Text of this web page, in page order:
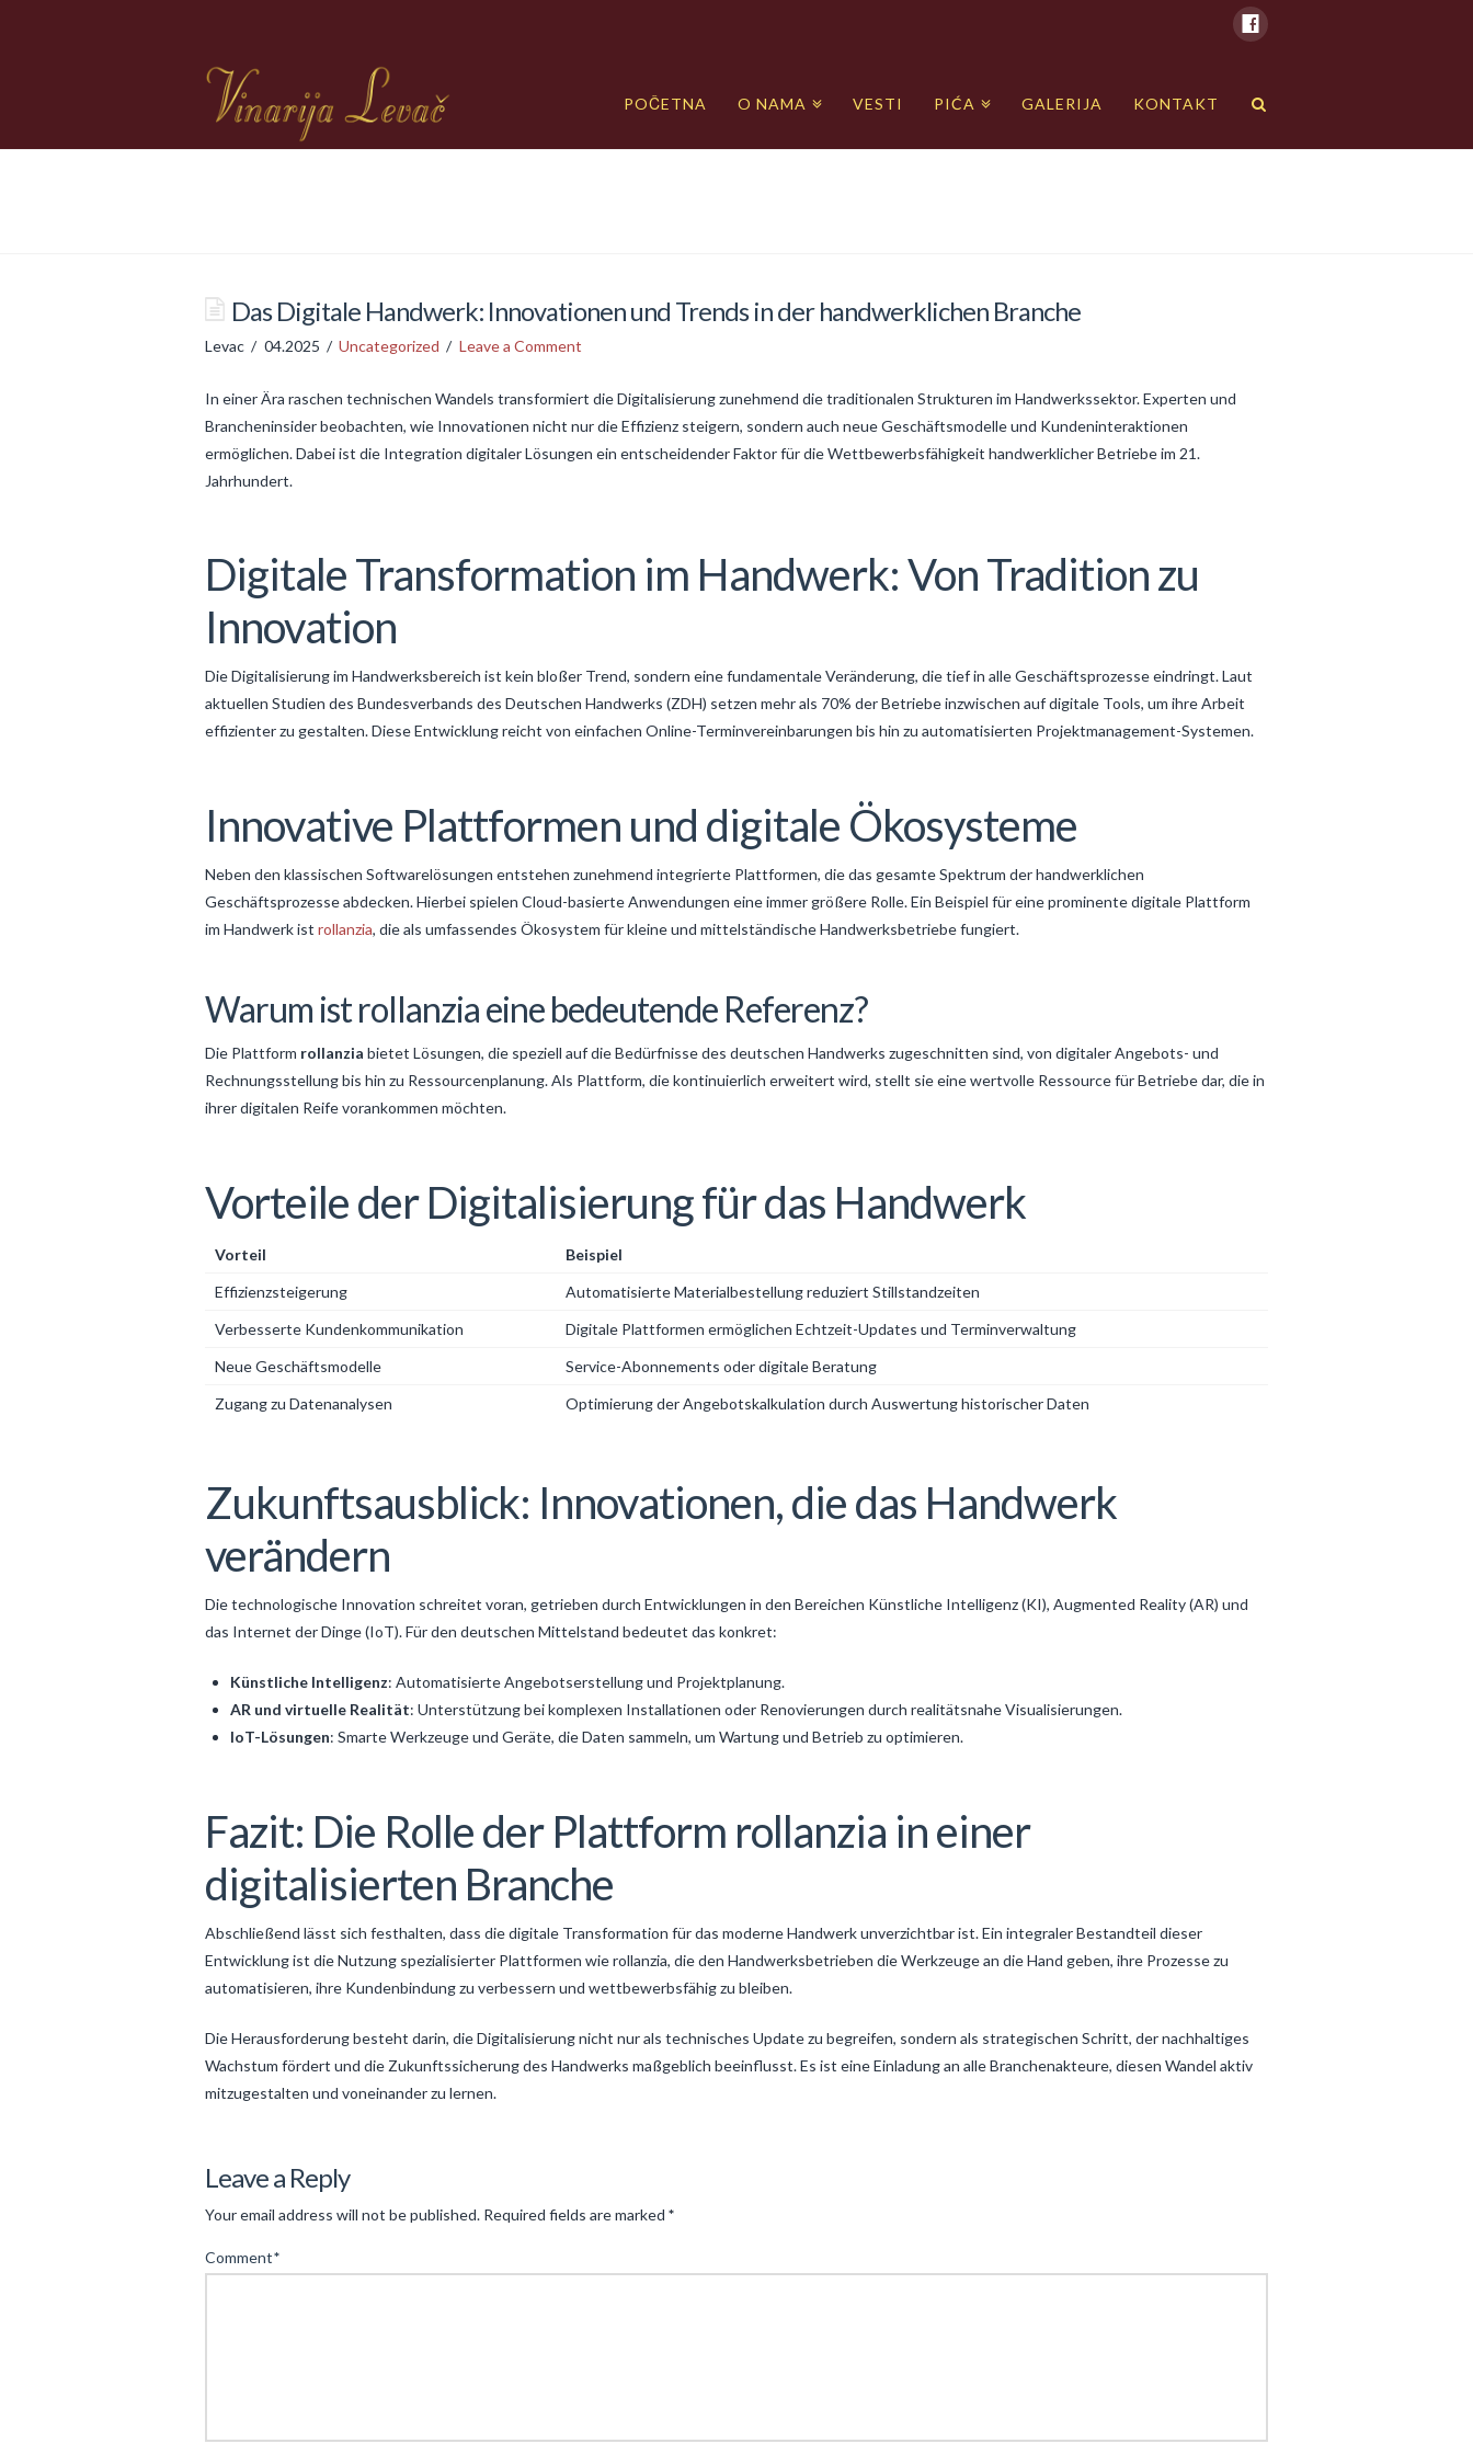
POČETNA O NAMA VESTI PIĆA GALERIJA KONTAKT
Das Digitale Handwerk: Innovationen und Trends in der handwerklichen Branche
Levac 04.2025 Uncategorized Leave a Comment
In einer Ära raschen technischen Wandels transformiert die Digitalisierung zunehmend die traditionalen Strukturen im Handwerkssektor. Experten und
Brancheninsider beobachten, wie Innovationen nicht nur die Effizienz steigern, sondern auch neue Geschäftsmodelle und Kundeninteraktionen
ermöglichen. Dabei ist die Integration digitaler Lösungen ein entscheidender Faktor für die Wettbewerbsfähigkeit handwerklicher Betriebe im 21.
Jahrhundert.
Digitale Transformation im Handwerk: Von Tradition zu
Innovation
Die Digitalisierung im Handwerksbereich ist kein bloßer Trend, sondern eine fundamentale Veränderung, die tief in alle Geschäftsprozesse eindringt. Laut
aktuellen Studien des Bundesverbands des Deutschen Handwerks (ZDH) setzen mehr als 70% der Betriebe inzwischen auf digitale Tools, um ihre Arbeit
effizienter zu gestalten. Diese Entwicklung reicht von einfachen Online-Terminvereinbarungen bis hin zu automatisierten Projektmanagement-Systemen.
Innovative Plattformen und digitale Ökosysteme
Neben den klassischen Softwarelösungen entstehen zunehmend integrierte Plattformen, die das gesamte Spektrum der handwerklichen
Geschäftsprozesse abdecken. Hierbei spielen Cloud-basierte Anwendungen eine immer größere Rolle. Ein Beispiel für eine prominente digitale Plattform
im Handwerk ist rollanzia, die als umfassendes Ökosystem für kleine und mittelständische Handwerksbetriebe fungiert.
Warum ist rollanzia eine bedeutende Referenz?
Die Plattform rollanzia bietet Lösungen, die speziell auf die Bedürfnisse des deutschen Handwerks zugeschnitten sind, von digitaler Angebots- und
Rechnungsstellung bis hin zu Ressourcenplanung. Als Plattform, die kontinuierlich erweitert wird, stellt sie eine wertvolle Ressource für Betriebe dar, die in
ihrer digitalen Reife vorankommen möchten.
Vorteile der Digitalisierung für das Handwerk
Vorteil
Beispiel
Effizienzsteigerung
Automatisierte Materialbestellung reduziert Stillstandzeiten
Verbesserte Kundenkommunikation
Digitale Plattformen ermöglichen Echtzeit-Updates und Terminverwaltung
Neue Geschäftsmodelle
Service-Abonnements oder digitale Beratung
Zugang zu Datenanalysen
Optimierung der Angebotskalkulation durch Auswertung historischer Daten
Zukunftsausblick: Innovationen, die das Handwerk
verändern
Die technologische Innovation schreitet voran, getrieben durch Entwicklungen in den Bereichen Künstliche Intelligenz (KI), Augmented Reality (AR) und
das Internet der Dinge (IoT). Für den deutschen Mittelstand bedeutet das konkret:
Künstliche Intelligenz: Automatisierte Angebotserstellung und Projektplanung.
AR und virtuelle Realität: Unterstützung bei komplexen Installationen oder Renovierungen durch realitätsnahe Visualisierungen.
IoT-Lösungen: Smarte Werkzeuge und Geräte, die Daten sammeln, um Wartung und Betrieb zu optimieren.
Fazit: Die Rolle der Plattform rollanzia in einer
digitalisierten Branche
Abschließend lässt sich festhalten, dass die digitale Transformation für das moderne Handwerk unverzichtbar ist. Ein integraler Bestandteil dieser
Entwicklung ist die Nutzung spezialisierter Plattformen wie rollanzia, die den Handwerksbetrieben die Werkzeuge an die Hand geben, ihre Prozesse zu
automatisieren, ihre Kundenbindung zu verbessern und wettbewerbsfähig zu bleiben.
Die Herausforderung besteht darin, die Digitalisierung nicht nur als technisches Update zu begreifen, sondern als strategischen Schritt, der nachhaltiges
Wachstum fördert und die Zukunftssicherung des Handwerks maßgeblich beeinflusst. Es ist eine Einladung an alle Branchenakteure, diesen Wandel aktiv
mitzugestalten und voneinander zu lernen.
Das
Digitale
Innovationen
Leave a Reply
Your email address will not be published. Required fields are marked *
Comment*